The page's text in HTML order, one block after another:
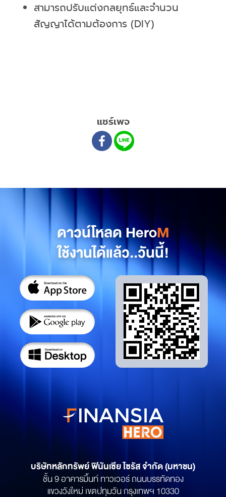
สามารถปรับแต่งกลยุทธ์และจำนวน
สัญญาได้ตามต้องการ (DIY)
แชร์เพจ
ดาวน์โหลด HeroM
ใช้งานได้แล้ว..วันนี้!
บริษัทหลักทรัพย์ฟินันเซีย ไซรัส จำกัด (มหาชน)
ชั้น 9 อาคารมิ้นท์ ทาวเวอร์ ถนนบรรทัดทอง
แขวงวังใหม่ เขตปทุมวัน กรุงเทพฯ 10330